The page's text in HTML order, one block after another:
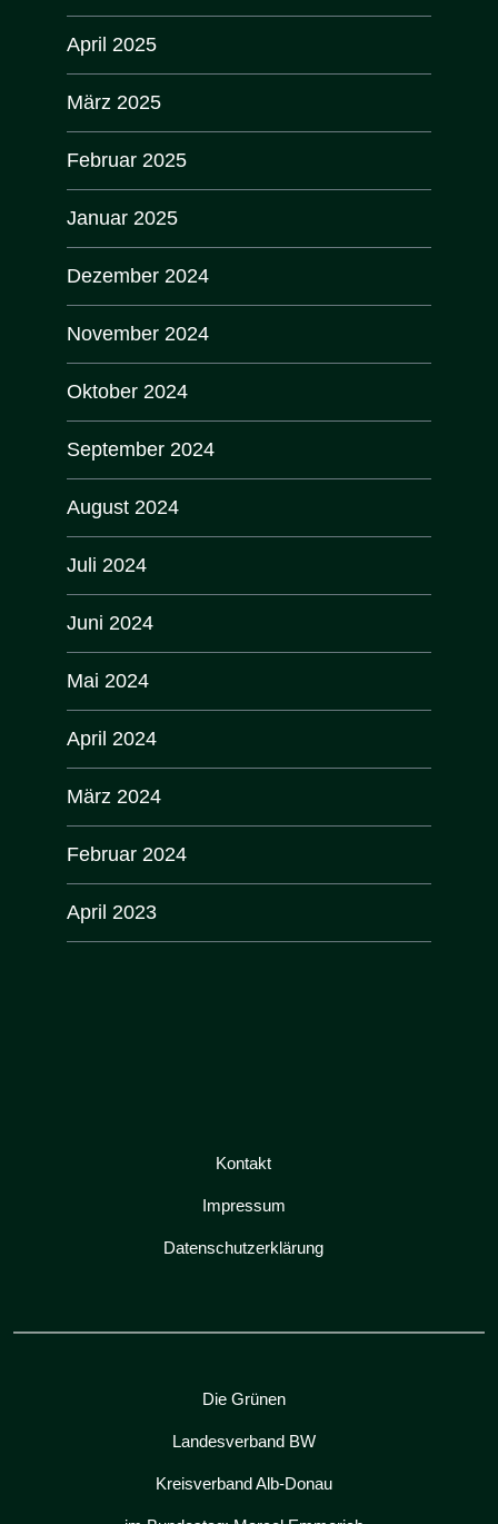
April 2025
März 2025
Februar 2025
Januar 2025
Dezember 2024
November 2024
Oktober 2024
September 2024
August 2024
Juli 2024
Juni 2024
Mai 2024
April 2024
März 2024
Februar 2024
April 2023
Kontakt
Impressum
Datenschutzerklärung
Die Grünen
Landesverband BW
Kreisverband Alb-Donau